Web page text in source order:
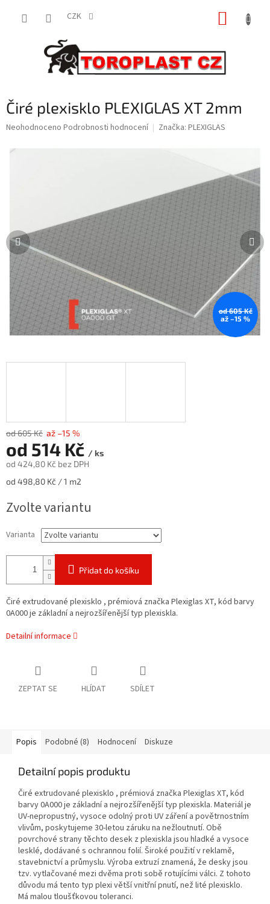
CZK
Čiré plexisklo PLEXIGLAS XT 2mm
Průměrné
produktu
Neohodnoceno Podrobnosti hodnocení Značka: PLEXIGLAS
od 605 Kč
až –15 %
od 605 Kč až –15 %
od 514 Kč / ks
od 424,80 Kč bez DPH
Měrná
od 498,80 Kč / 1 m2
Zvolte variantu
Varianta
Přidat do košíku
Čiré extrudované plexisklo , prémiová značka Plexiglas XT, kód barvy
0A000 je základní a nejrozšířenější typ plexiskla.
Detailní informace
ZEPTAT SE HLÍDAT SDÍLET
Popis Podobné (8) Hodnocení Diskuze
Detailní popis produktu
Čiré extrudované plexisklo , prémiová značka Plexiglas XT, kód
barvy 0A000 je základní a nejrozšířenější typ plexiskla. Materiál je
UV-nepropustný, vysoce odolný proti UV záření a povětrnostním
vlivům, poskytujeme 30-letou záruku na nežloutnutí. Obě
povrchové strany těchto desek z plexiskla jsou hladké a vysoce
lesklé, dodávané s ochrannou folií. Široké použití v reklamě,
stavebnictví a průmyslu. Výroba extruzí znamená, že desky jsou
tzv. vytlačované mezi dvěma proti sobě rotujícími válci. Z tohoto
důvodu má tento typ plexi větší vnitřní pnutí, než lité plexisklo.
Má malou tloušťkovou toleranci.